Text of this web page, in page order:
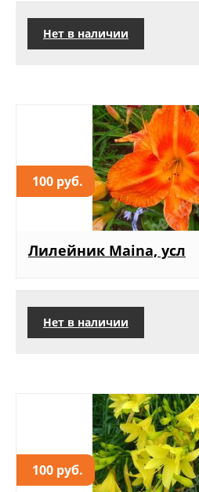
Нет в наличии
100 руб.
Лилейник Maina, усл
Нет в наличии
100 руб.